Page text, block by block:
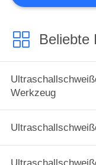
Beliebte
Werkzeug